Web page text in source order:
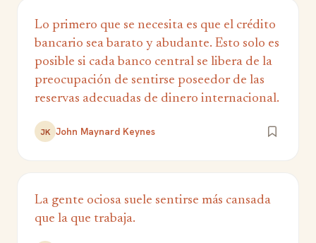
Lo primero que se necesita es que el crédito
bancario sea barato y abudante. Esto solo es
posible si cada banco central se libera de la
preocupación de sentirse poseedor de las
reservas adecuadas de dinero internacional.
JK John Maynard Keynes
La gente ociosa suele sentirse más cansada
que la que trabaja.